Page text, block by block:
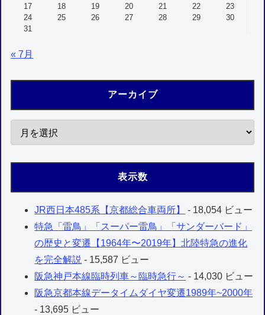
17
18 19 20 21 22
23
24
25 26 27 28 29
30
31
« 7月
アーカイブ
表示数
JR西日本485系【京都総合車両所】
- 18,054 ビュー
特急「雷鳥」「スーパー雷鳥」「サンダーバード」
の歴史と変遷【1964年〜2019年】北陸特急の進化
を完全解説 - 15,587 ビュー
阪急神戸本線臨時列車～臨時急行～ - 14,030 ビュー
阪急京都本線データイムダイヤ変遷1989年~2000年
- 13,695 ビュー